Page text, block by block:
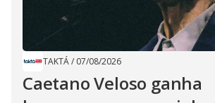
TAKTÁ/ 07/08/2026
Caetano Veloso ganha